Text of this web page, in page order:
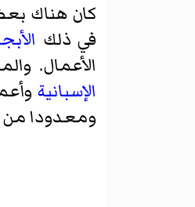
كان هناك
في ذلك
الأعمال.
الإسبانية
ومعدودا من